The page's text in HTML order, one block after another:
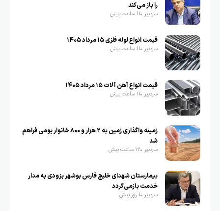
را باز می‌کند
سردبیر 11 ساعت پیش
قیمت انواع لوله فلزی ۱۵ مرداد ۱۴۰۵
سردبیر 11 ساعت پیش
قیمت انواع آهن آلات ۱۵ مرداد ۱۴۰۵
سردبیر 11 ساعت پیش
زمینه واگذاری زمین به ۲ هزار و ۸۰۰ خانوار بومی فراهم
شد
سردبیر 12 ساعت پیش
بیمارستان شهدای خلیج فارس بوشهر بزودی به مدار
خدمت بازمی‌گردد
سردبیر 1 روز پیش